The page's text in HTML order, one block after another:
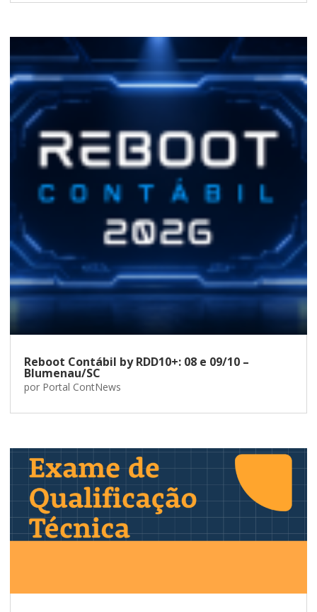
Reboot Contábil by RDD10+: 08 e 09/10 –
Blumenau/SC
por Portal ContNews